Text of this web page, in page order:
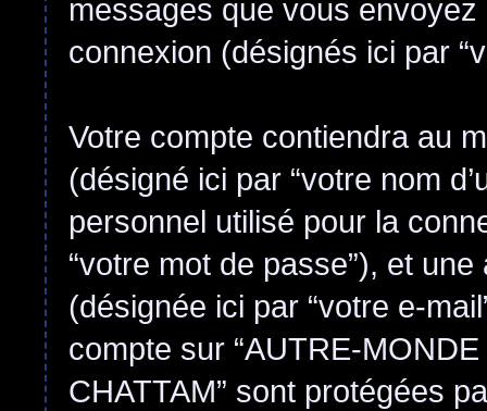
messages que vous envoyez
connexion (désignés ici par
Votre compte contiendra au
(désigné ici par “votre nom
personnel utilisé pour la
“votre mot de passe”), et
(désignée ici par “votre e-
compte sur “AUTRE-
CHATTAM” sont protégées